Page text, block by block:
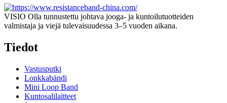
VISIO Olla tunnustettu johtava jooga- ja kuntoilutuotteiden
valmistaja ja viejä tulevaisuudessa 3–5 vuoden aikana.
Tiedot
Vastusputki
Lonkkabändi
Mini Loop Band
Kuntosalilaitteet